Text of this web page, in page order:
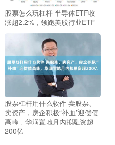
股票怎么玩杠杆 半导体ETF收
涨超2.2%，领跑美股行业ETF
股票杠杆用什么软件 卖股票、
卖资产，房企积极“补血”迎偿债
高峰，华润置地月内拟融资超
200亿